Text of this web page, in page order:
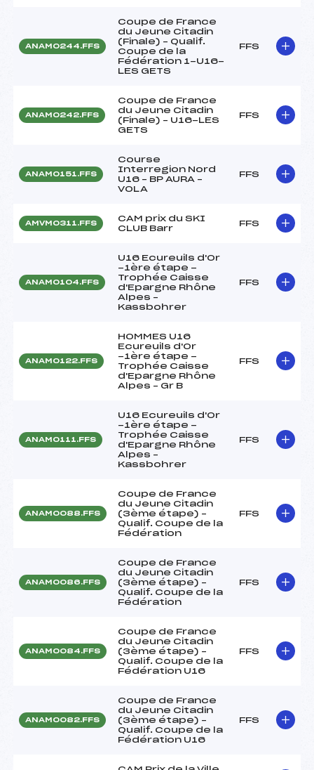
ANAM0244.FFS
Coupe de France
du Jeune Citadin
(Finale) – Qualif.
Coupe de la
Fédération 1-U16-
LES GETS
FFS
ANAM0242.FFS
Coupe de France
du Jeune Citadin
(Finale) – U16-LES
GETS
FFS
ANAM0151.FFS
Course
Interregion Nord
U16 – BP AURA –
VOLA
FFS
AMVM0311.FFS
CAM prix du SKI
CLUB Barr
FFS
ANAM0104.FFS
U16 Ecureuils d'Or
-1ère étape -
Trophée Caisse
d'Epargne Rhône
Alpes –
Kassbohrer
FFS
ANAM0122.FFS
HOMMES U16
Ecureuils d'Or
-1ère étape -
Trophée Caisse
d'Epargne Rhône
Alpes – Gr B
FFS
ANAM0111.FFS
U16 Ecureuils d'Or
-1ère étape -
Trophée Caisse
d'Epargne Rhône
Alpes –
Kassbohrer
FFS
ANAM0088.FFS
Coupe de France
du Jeune Citadin
(3ème étape) –
Qualif. Coupe de la
Fédération
FFS
ANAM0086.FFS
Coupe de France
du Jeune Citadin
(3ème étape) –
Qualif. Coupe de la
Fédération
FFS
ANAM0084.FFS
Coupe de France
du Jeune Citadin
(3ème étape) –
Qualif. Coupe de la
Fédération U16
FFS
ANAM0082.FFS
Coupe de France
du Jeune Citadin
(3ème étape) –
Qualif. Coupe de la
Fédération U16
FFS